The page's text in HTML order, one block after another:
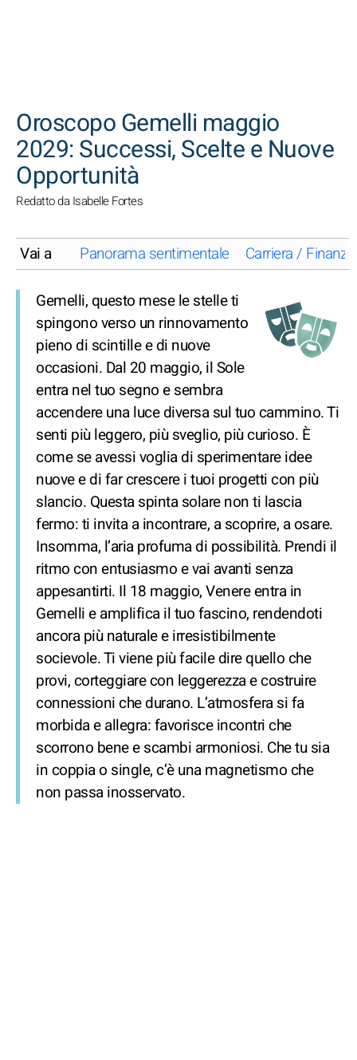
Oroscopo Gemelli maggio
2029: Successi, Scelte e Nuove
Opportunità
Redatto da Isabelle Fortes
Vai a Panorama sentimentale Carriera / Finanze
Gemelli, questo mese le stelle ti
spingono verso un rinnovamento
pieno di scintille e di nuove
occasioni. Dal 20 maggio, il Sole
entra nel tuo segno e sembra
accendere una luce diversa sul tuo cammino. Ti
senti più leggero, più sveglio, più curioso. È
come se avessi voglia di sperimentare idee
nuove e di far crescere i tuoi progetti con più
slancio. Questa spinta solare non ti lascia
fermo: ti invita a incontrare, a scoprire, a osare.
Insomma, l’aria profuma di possibilità. Prendi il
ritmo con entusiasmo e vai avanti senza
appesantirti. Il 18 maggio, Venere entra in
Gemelli e amplifica il tuo fascino, rendendoti
ancora più naturale e irresistibilmente
socievole. Ti viene più facile dire quello che
provi, corteggiare con leggerezza e costruire
connessioni che durano. L’atmosfera si fa
morbida e allegra: favorisce incontri che
scorrono bene e scambi armoniosi. Che tu sia
in coppia o single, c’è una magnetismo che
non passa inosservato.